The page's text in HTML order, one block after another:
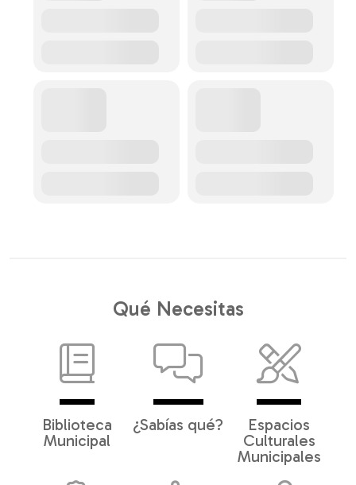
Qué Necesitas
Biblioteca
Municipal
¿Sabías qué?
Espacios
Culturales
Municipales